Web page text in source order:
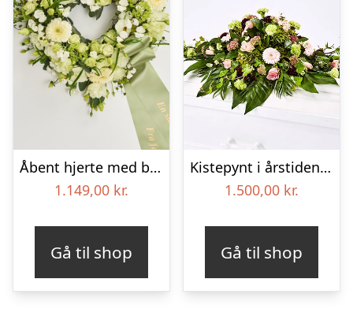
Åbent hjerte med bånd – Floristens kreative valg
1.149,00 kr.
Gå til shop
Kistepynt i årstidens blomster – Blomster til begravelse
1.500,00 kr.
Gå til shop